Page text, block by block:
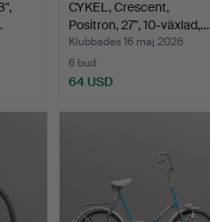
CYKEL, Crescent,
Positron, 27", 10-växlad,…
Klubbades 16 maj 2026
6 bud
64 USD